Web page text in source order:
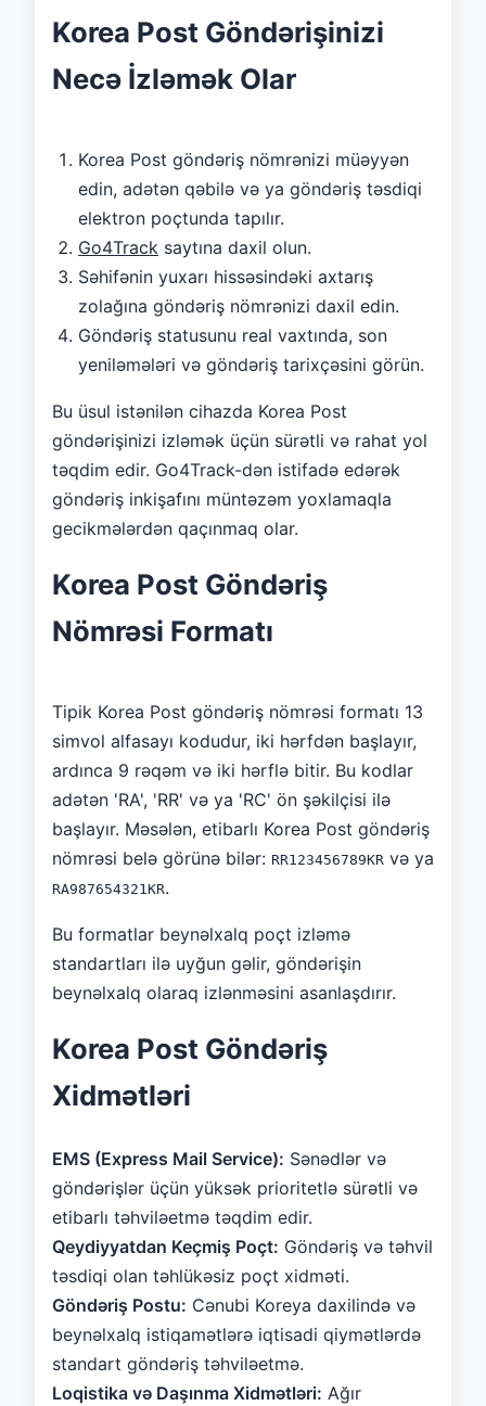
Korea Post Göndərişinizi
Necə İzləmək Olar
Korea Post göndəriş nömrənizi müəyyən
edin, adətən qəbilə və ya göndəriş təsdiqi
elektron poçtunda tapılır.
Go4Track saytına daxil olun.
Səhifənin yuxarı hissəsindəki axtarış
zolağına göndəriş nömrənizi daxil edin.
Göndəriş statusunu real vaxtında, son
yeniləmələri və göndəriş tarixçəsini görün.
Bu üsul istənilən cihazda Korea Post
göndərişinizi izləmək üçün sürətli və rahat yol
təqdim edir. Go4Track-dən istifadə edərək
göndəriş inkişafını müntəzəm yoxlamaqla
gecikmələrdən qaçınmaq olar.
Korea Post Göndəriş
Nömrəsi Formatı
Tipik Korea Post göndəriş nömrəsi formatı 13
simvol alfasayı kodudur, iki hərfdən başlayır,
ardınca 9 rəqəm və iki hərflə bitir. Bu kodlar
adətən 'RA', 'RR' və ya 'RC' ön şəkilçisi ilə
başlayır. Məsələn, etibarlı Korea Post göndəriş
nömrəsi belə görünə bilər: RR123456789KR və ya
RA987654321KR.
Bu formatlar beynəlxalq poçt izləmə
standartları ilə uyğun gəlir, göndərişin
beynəlxalq olaraq izlənməsini asanlaşdırır.
Korea Post Göndəriş
Xidmətləri
EMS (Express Mail Service): Sənədlər və
göndərişlər üçün yüksək prioritetlə sürətli və
etibarlı təhviləetmə təqdim edir.
Qeydiyyatdan Keçmiş Poçt: Göndəriş və təhvil
təsdiqi olan təhlükəsiz poçt xidməti.
Göndəriş Postu: Cənubi Koreya daxilində və
beynəlxalq istiqamətlərə iqtisadi qiymətlərdə
standart göndəriş təhviləetmə.
Loqistika və Daşınma Xidmətləri: Ağır